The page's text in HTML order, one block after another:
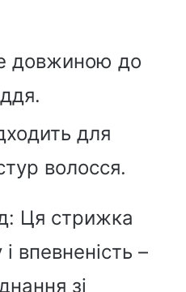
довжиною до
для
волосся.
Ця стрижка
впевненість –
зі